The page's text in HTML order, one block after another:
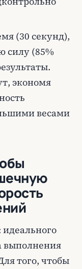
(30 секунд),
силу (85%
экономя
весами
выполнения
того, чтобы